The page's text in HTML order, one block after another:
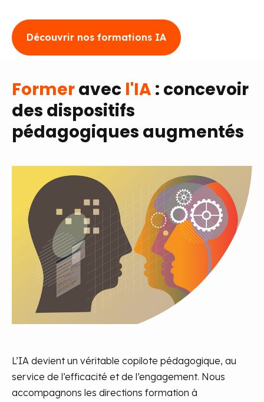
Découvrir nos formations IA
Formeravec l'IA : concevoir
des dispositifs
pédagogiques augmentés
L’IA devient un véritable copilote pédagogique, au
service de l’efficacité et de l’engagement. Nous
accompagnons les directions formation à